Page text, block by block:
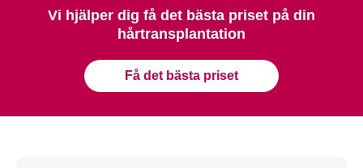
Vi hjälper dig få det bästa priset på din
hårtransplantation
Få det bästa priset